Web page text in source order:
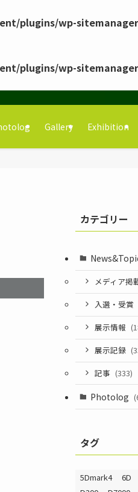
plugins/wp-
plugins/wp-
Gallery Exhibition
カテゴリー
メディア掲
入選・受賞
展示情報
展示記録
記事 (333)
Photolog
タグ
5Dmark4 6D